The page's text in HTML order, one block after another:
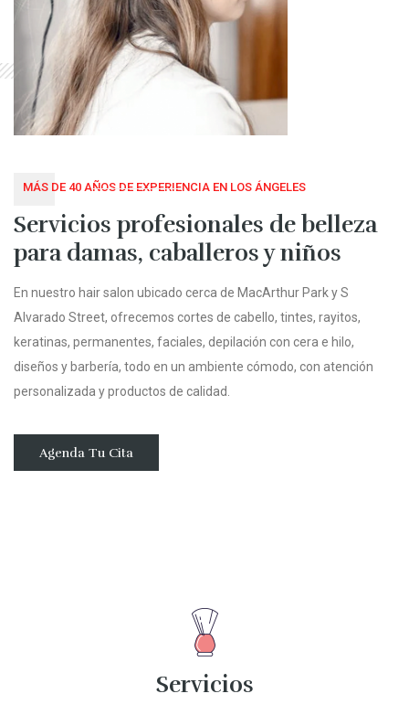
MÁS DE 40 AÑOS DE EXPERIENCIA EN LOS ÁNGELES
Servicios profesionales de belleza
para damas, caballeros y niños
En nuestro hair salon ubicado cerca de MacArthur Park y S
Alvarado Street, ofrecemos cortes de cabello, tintes, rayitos,
keratinas, permanentes, faciales, depilación con cera e hilo,
diseños y barbería, todo en un ambiente cómodo, con atención
personalizada y productos de calidad.
Agenda Tu Cita
Servicios